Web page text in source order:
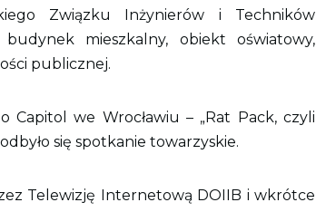
Związku Inżynierów i Techników
mieszkalny, obiekt oświatowy,
publicznej.
Capitol we Wrocławiu – „Rat Pack, czyli
się spotkanie towarzyskie.
Telewizję Internetową DOIIB i wkrótce